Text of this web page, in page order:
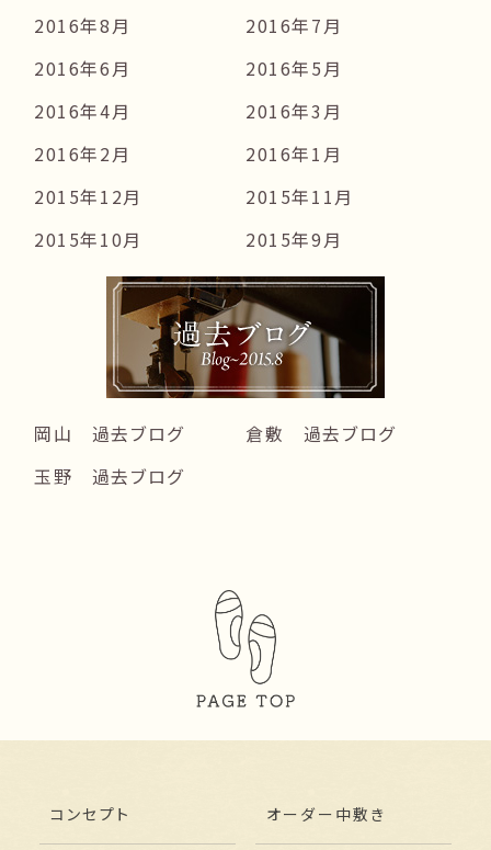
2016年8月
2016年7月
2016年6月
2016年5月
2016年4月
2016年3月
2016年2月
2016年1月
2015年12月
2015年11月
2015年10月
2015年9月
岡山 過去ブログ
倉敷 過去ブログ
玉野 過去ブログ
コンセプト オーダー中敷き